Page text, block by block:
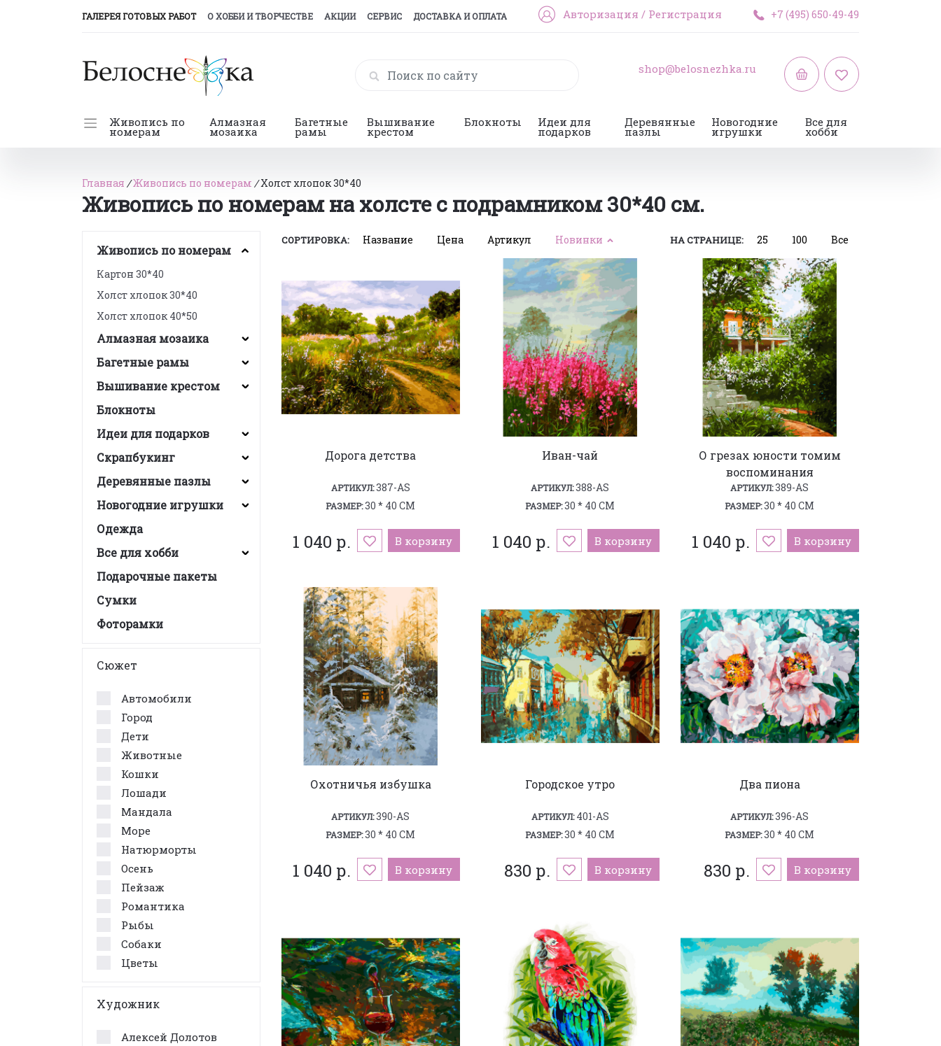
ГАЛЕРЕЯ ГОТОВЫХ РАБОТ(CURRENT)
О ХОББИ И ТВОРЧЕСТВЕ АКЦИИ СЕРВИС ДОСТАВКА И ОПЛАТА Авторизация / Регистрация +7 (495) 650-49-49
shop@belosnezhka.ru
Живопись по
номерам
Алмазная
мозаика
Багетные
рамы
Вышивание
крестом
Блокноты Идеи для
подарков
Деревянные
пазлы
Новогодние
игрушки
Все для
хобби
Главная /Живопись по номерам /Холст хлопок 30*40
Живопись по номерам на холсте с подрамником 30*40 см.
Живопись по номерам
Картон 30*40
Холст хлопок 30*40
Холст хлопок 40*50
Алмазная мозаика
Багетные рамы
Вышивание крестом
Блокноты
Идеи для подарков
Скрапбукинг
Деревянные пазлы
Новогодние игрушки
Одежда
Все для хобби
Подарочные пакеты
Сумки
Фоторамки
Сюжет
Автомобили
Город
Дети
Животные
Кошки
Лошади
Мандала
Море
Натюрморты
Осень
Пейзаж
Романтика
Рыбы
Собаки
Цветы
Художник
Алексей Долотов
СОРТИРОВКА: Название Цена Артикул Новинки НА СТРАНИЦЕ: 25 100 Все
Дорога детства
АРТИКУЛ:387-AS
РАЗМЕР:30 * 40 СМ
1 040 р. В корзину
Иван-чай
АРТИКУЛ:388-AS
РАЗМЕР:30 * 40 СМ
1 040 р. В корзину
О грезах юности томим
воспоминания
АРТИКУЛ:389-AS
РАЗМЕР:30 * 40 СМ
1 040 р. В корзину
Охотничья избушка
АРТИКУЛ:390-AS
РАЗМЕР:30 * 40 СМ
1 040 р. В корзину
Городское утро
АРТИКУЛ:401-AS
РАЗМЕР:30 * 40 СМ
830 р. В корзину
Два пиона
АРТИКУЛ:396-AS
РАЗМЕР:30 * 40 СМ
830 р. В корзину